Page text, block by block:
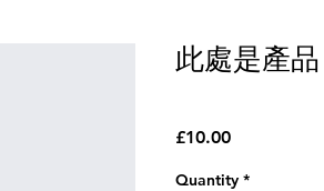
此處是產品
£10.00Price
Quantity *